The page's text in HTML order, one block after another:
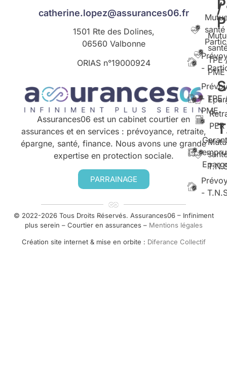
catherine.lopez@assurances06.fr
1501 Rte des Dolines,
06560 Valbonne
ORIAS n°19000924
Assurances06 est un cabinet courtier en
assurances et en services : prévoyance, retraite,
épargne, santé, finance. Nous avons une grande
expertise en protection sociale.
PARRAINAGE
/
TPE
PME
- TPE
PME
-
-
PER
© 2022-2026 Tous Droits Réservés. Assurances06 – Infiniment
plus serein – Courtier en assurances – Mentions légales
Création site internet & mise en orbite : Diferance Collectif